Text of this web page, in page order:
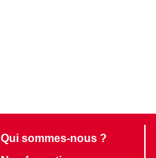
Qui sommes-nous ?